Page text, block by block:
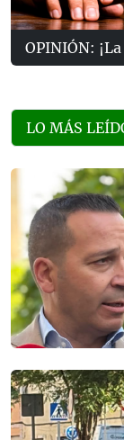
OPINIÓN:
LO MÁS